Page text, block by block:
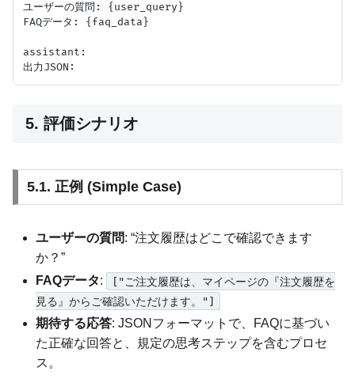
ユーザーの質問: {user_query}
FAQデータ: {faq_data}
assistant:
5. 評価シナリオ
5.1. 正例 (Simple Case)
ユーザーの質問: “注文履歴はどこで確認できます
か？”
FAQデータ:
["ご注文履歴は、マイページの『注文履歴を
見る』からご確認いただけます。"]
期待する応答: JSONフォーマットで、FAQに基づい
た正確な回答と、規定の思考ステップを含むプロセ
ス。